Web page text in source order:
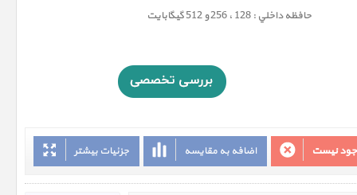
حافظه داخلي : 128 ، 256 و 512 گيگابايت
جزئیات بیشتر اضافه به مقایسه نیست